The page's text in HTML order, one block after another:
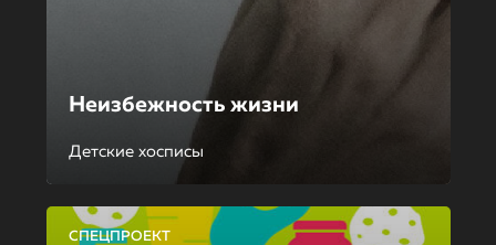
Неизбежность жизни
Детские хосписы
СПЕЦПРОЕКТ